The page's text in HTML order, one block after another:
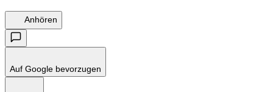
Anhören
Auf Google bevorzugen